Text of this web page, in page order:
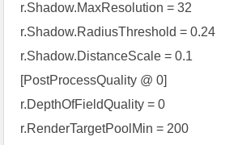
r.Shadow.MaxResolution = 32
r.Shadow.RadiusThreshold = 0.24
r.Shadow.DistanceScale = 0.1
[PostProcessQuality @ 0]
r.DepthOfFieldQuality = 0
r.RenderTargetPoolMin = 200